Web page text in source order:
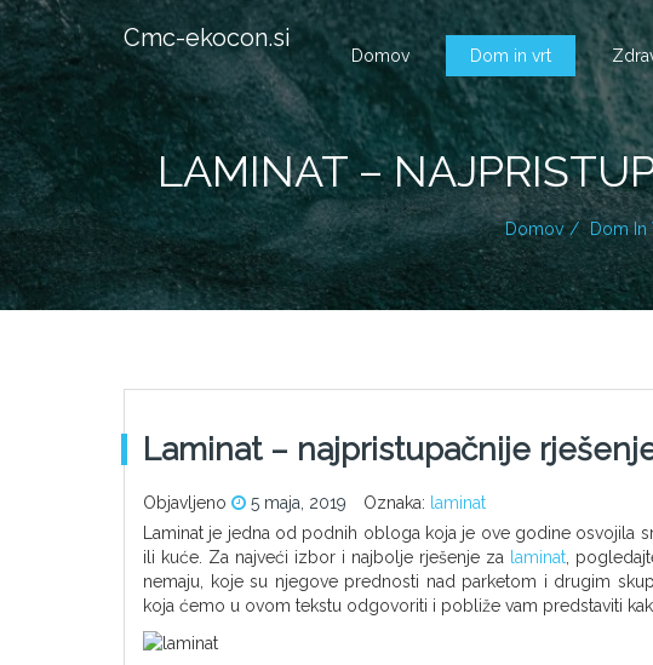
Cmc-ekocon.si
Domov Dom in vrt
LAMINAT –
Domov Dom In
Laminat – najpristupačnije
Objavljeno 5 maja, 2019 Oznaka: laminat
Laminat je jedna od podnih obloga koja je ove godine osvojila
ili kuće. Za najveći izbor i najbolje rješenje za
laminat ,
nemaju, koje su njegove prednosti nad parketom i drugim
koja ćemo u ovom tekstu odgovoriti i pobliže vam predstaviti